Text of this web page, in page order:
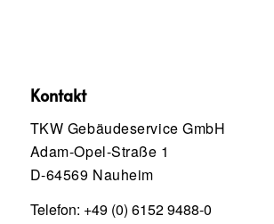
Kontakt
TKW Gebäudeservice GmbH
Adam-Opel-Straße 1
D-64569 Nauheim
Telefon: +49 (0) 6152 9488-0